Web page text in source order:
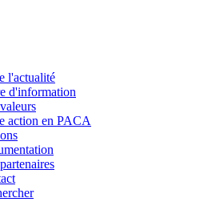
l'actualité
d'information
action en PACA